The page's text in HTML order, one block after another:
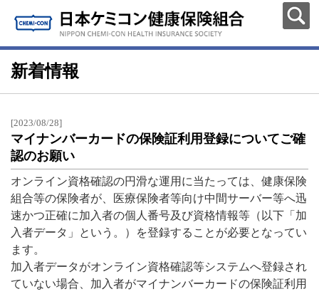
新着情報
[2023/08/28]
マイナンバーカードの保険証利用登録についてご確
認のお願い
オンライン資格確認の円滑な運用に当たっては、健康保険
組合等の保険者が、医療保険者等向け中間サーバー等へ迅
速かつ正確に加入者の個人番号及び資格情報等（以下「加
入者データ」という。）を登録することが必要となってい
ます。
加入者データがオンライン資格確認等システムへ登録され
ていない場合、加入者がマイナンバーカードの保険証利用